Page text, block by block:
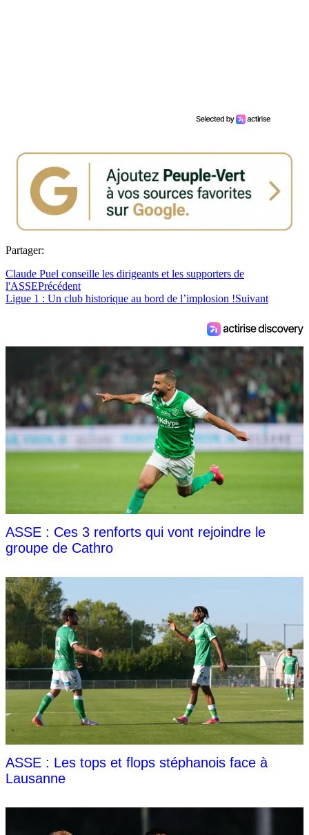
Partager:
Claude Puel conseille les dirigeants et les supporters de
l'ASSEPrécédent
Ligue 1 : Un club historique au bord de l’implosion !Suivant
ASSE : Ces 3 renforts qui vont rejoindre le
groupe de Cathro
ASSE : Les tops et flops stéphanois face à
Lausanne